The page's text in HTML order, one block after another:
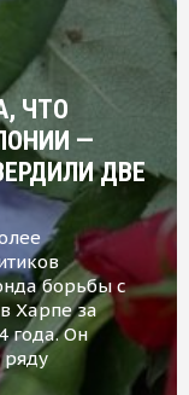
ЧТО
—
ДВЕ
борьбы с
Харпе за
года. Он
ряду